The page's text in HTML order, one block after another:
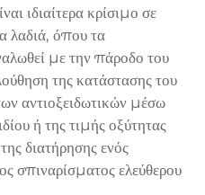
ιδιαίτερα κρίσιμο σε
λαδιά, όπου τα
με την πάροδο του
της κατάστασης του
αντιοξειδωτικών μέσω
ή της τιμής οξύτητας
διατήρησης ενός
σπιναρίσματος ελεύθερου